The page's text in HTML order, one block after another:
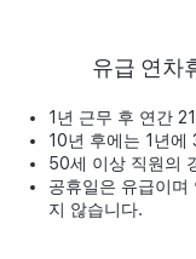
유급 연차
1년 근무 후 연간
10년 후에는 1년에
50세 이상 직원의
공휴일은 유급이며
지 않습니다.